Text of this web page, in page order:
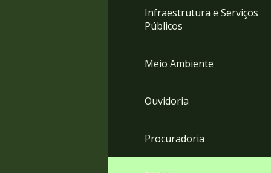
Infraestrutura e Serviços
Públicos
Meio Ambiente
Ouvidoria
Procuradoria